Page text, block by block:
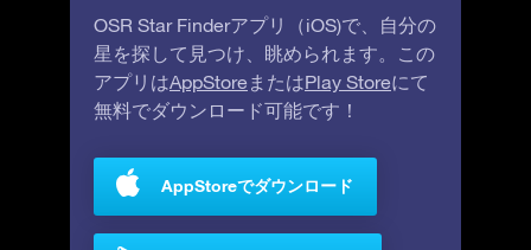
OSR Star Finderアプリ（iOS)で、自分の
星を探して見つけ、眺められます。この
アプリはAppStore またはPlay Storeにて
無料でダウンロード可能です！
AppStoreでダウンロード